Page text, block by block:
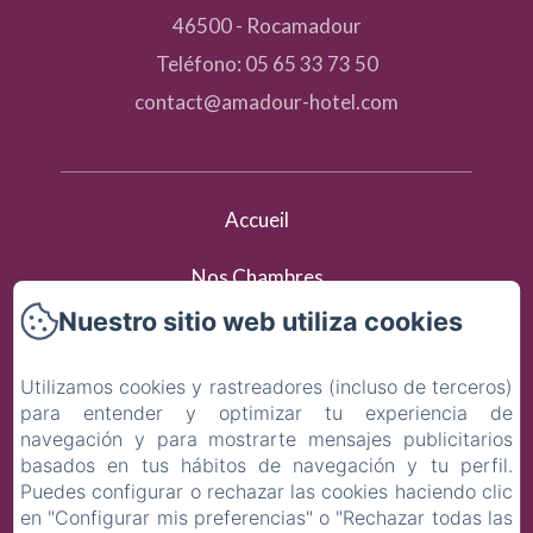
46500 - Rocamadour
Teléfono: 05 65 33 73 50
contact@amadour-hotel.com
Accueil
Nos Chambres
Activités & Tourisme
Contact
Política de privacidad
Información legal
Nuestro sitio web utiliza cookies
Utilizamos cookies y rastreadores (incluso de terceros)
para entender y optimizar tu experiencia de
navegación y para mostrarte mensajes publicitarios
basados en tus hábitos de navegación y tu perfil.
Puedes configurar o rechazar las cookies haciendo clic
en "Configurar mis preferencias" o "Rechazar todas las